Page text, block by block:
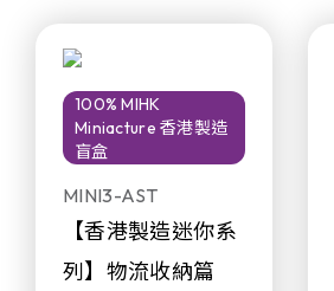
100% MIHK
Miniacture 香港製造
盲盒
MINI3-AST
【香港製造迷你系
列】物流收納篇